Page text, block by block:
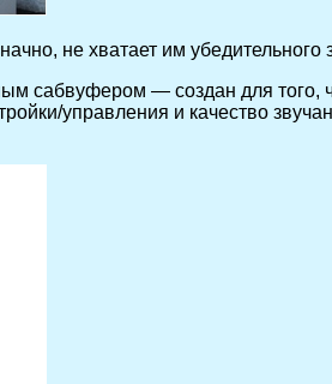
не хватает им убедительного
сабвуфером — создан для того,
управления и качество